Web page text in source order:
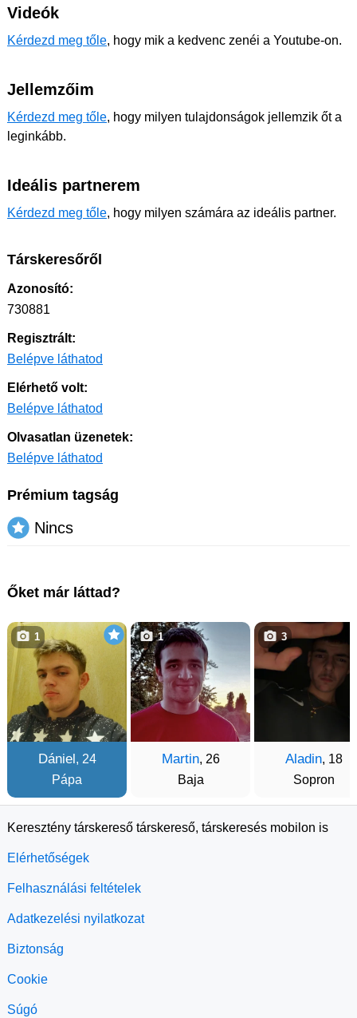
Videók
Kérdezd meg tőle, hogy mik a kedvenc zenéi a Youtube-on.
Jellemzőim
Kérdezd meg tőle, hogy milyen tulajdonságok jellemzik őt a
leginkább.
Ideális partnerem
Kérdezd meg tőle, hogy milyen számára az ideális partner.
Társkeresőről
Azonosító:
730881
Regisztrált:
Belépve láthatod
Elérhető volt:
Belépve láthatod
Olvasatlan üzenetek:
Belépve láthatod
Prémium tagság
Nincs
Őket már láttad?
Dániel, 24
Pápa
1
Martin, 26
Baja
1
Aladin, 18
Sopron
3
Keresztény társkereső társkereső, társkeresés mobilon is
Elérhetőségek
Felhasználási feltételek
Adatkezelési nyilatkozat
Biztonság
Cookie
Súgó